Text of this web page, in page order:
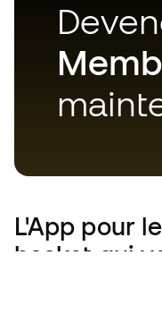
L'App pour
basket qui